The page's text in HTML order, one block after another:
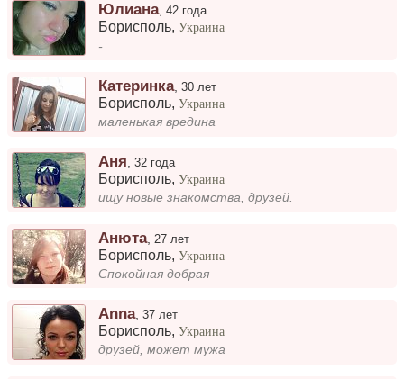
Юлиана,42 года
Борисполь,Украина
-
Катеринка,30 лет
Борисполь,Украина
маленькая вредина
Аня ,32 года
Борисполь,Украина
ищу новые знакомства, друзей.
Анюта, 27 лет
Борисполь,Украина
Спокойная добрая
Anna,37 лет
Борисполь,Украина
друзей, может мужа